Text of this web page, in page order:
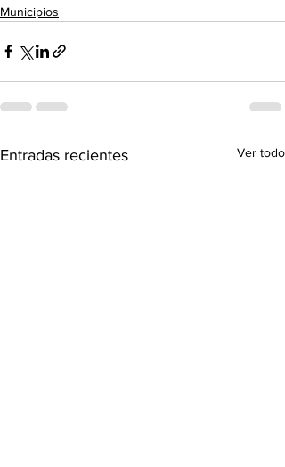
Municipios
Entradas recientes Ver todo